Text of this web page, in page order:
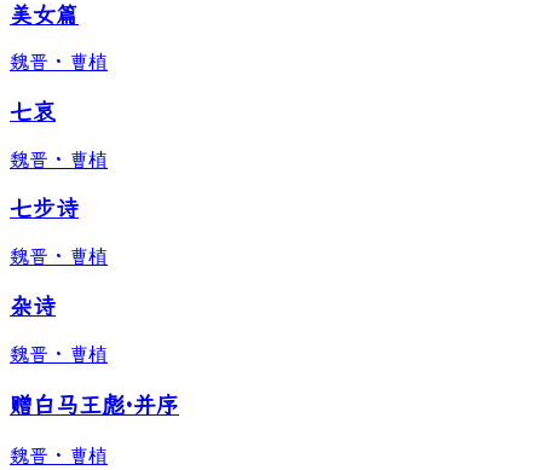
美女篇
魏晋 · 曹植
七哀
魏晋 · 曹植
七步诗
魏晋 · 曹植
杂诗
魏晋 · 曹植
赠白马王彪·并序
魏晋 · 曹植